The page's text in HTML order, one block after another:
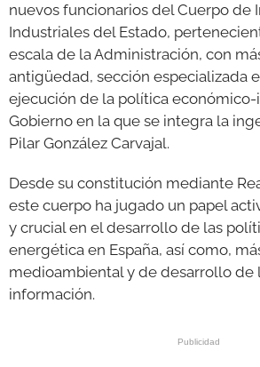
nuevos funcionarios del Cuerpo de
Industriales del Estado,
escala de la Administración, con
antigüedad, sección especializada
ejecución de la política
Gobierno en la que se integra la
Pilar González Carvajal.
Desde su constitución mediante
este cuerpo ha jugado un papel
y crucial en el desarrollo de las
energética en España, así como,
medioambiental y de desarrollo de
información.